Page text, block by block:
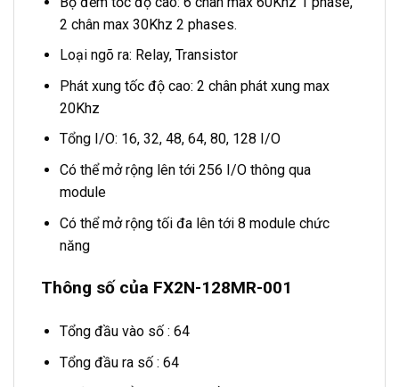
2 chân max 30Khz 2 phases.
Loại ngõ ra: Relay, Transistor
Phát xung tốc độ cao: 2 chân phát xung max
20Khz
Tổng I/O: 16, 32, 48, 64, 80, 128 I/O
Có thể mở rộng lên tới 256 I/O thông qua
module
Có thể mở rộng tối đa lên tới 8 module chức
năng
Thông số của FX2N-128MR-001
Tổng đầu vào số : 64
Tổng đầu ra số : 64